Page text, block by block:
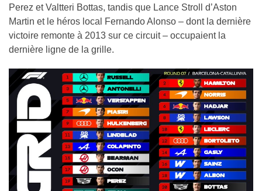
Perez et Valtteri Bottas, tandis que Lance Stroll d’Aston
Martin et le héros local Fernando Alonso – dont la dernière
victoire remonte à 2013 sur ce circuit – occupaient la
dernière ligne de la grille.